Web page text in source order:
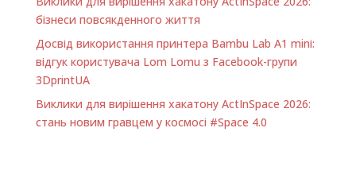
бізнеси повсякденного життя
Досвід використання принтера Bambu Lab A1 minі:
відгук користувача Lom Lomu з Facebook-групи
3DprintUA
Виклики для вирішення хакатону ActInSpace 2026:
стань новим гравцем у космосі #Space 4.0